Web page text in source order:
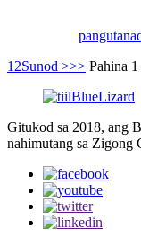
pangutana
1 2Sunod >>> Pahina 1
Gitukod sa 2018, ang
nahimutang sa Zigong